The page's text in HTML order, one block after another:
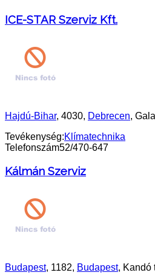
ICE-STAR Szerviz Kft.
Hajdú-Bihar, 4030, Debrecen,
Tevékenység:Klímatechnika
Telefonszám52/470-647
Kálmán Szerviz
Budapest, 1182, Budapest, Kandó